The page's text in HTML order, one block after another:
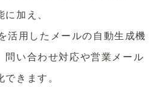
加え、
活用したメールの自動生成機
問い合わせ対応や営業メール
きます。